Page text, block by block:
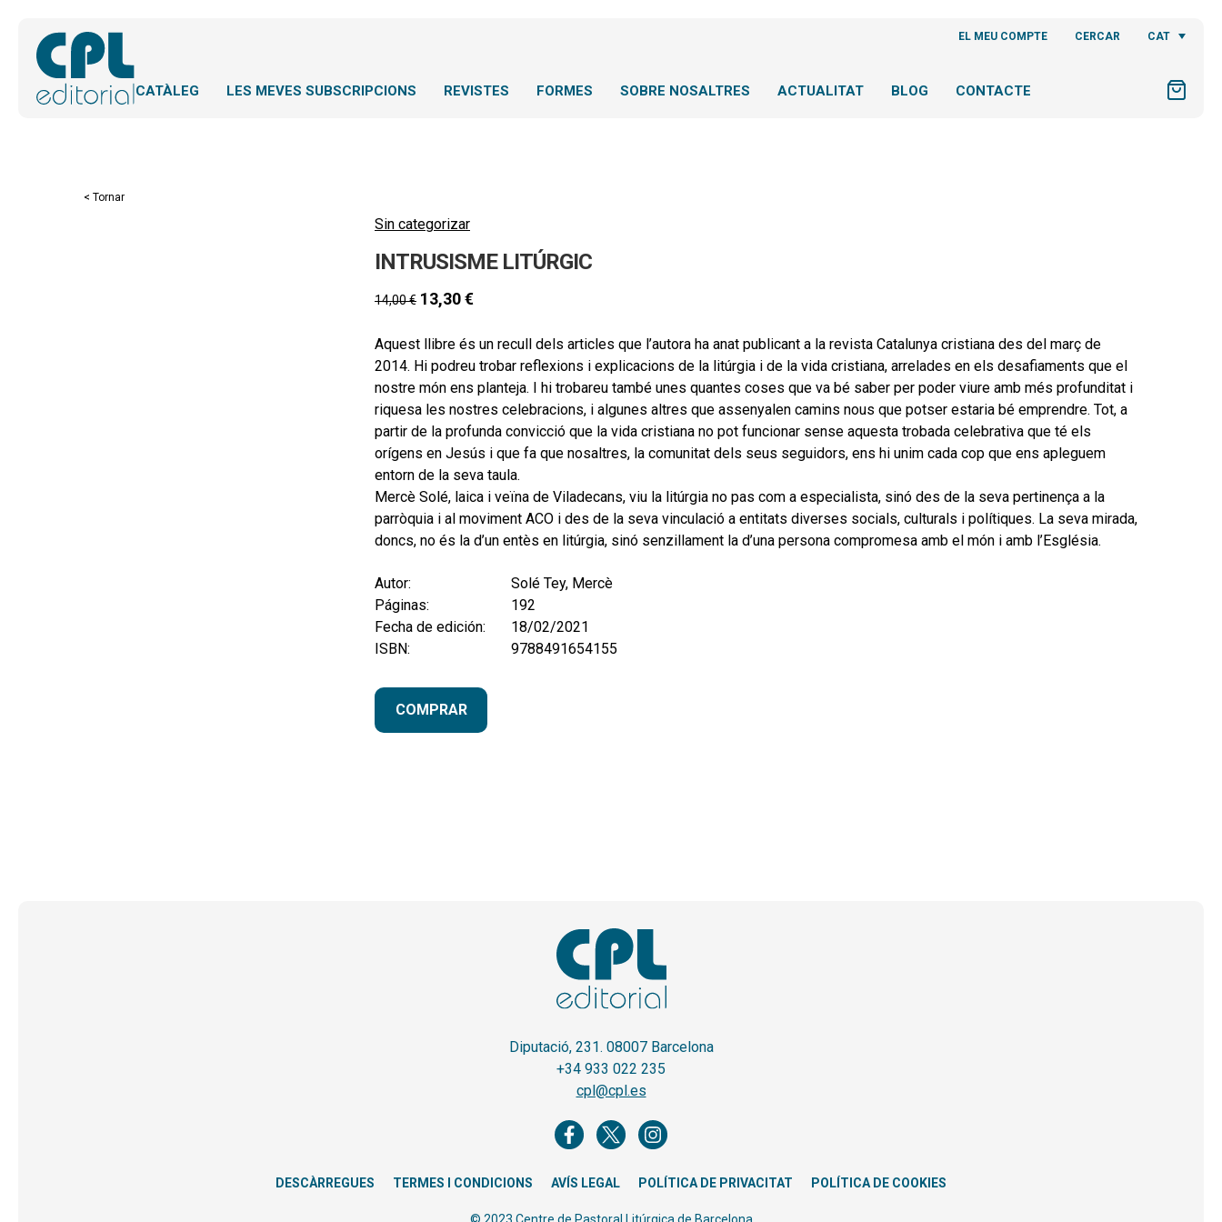
EL MEU COMPTE CERCAR CAT
CATÀLEG LES MEVES SUBSCRIPCIONS REVISTES FORMES SOBRE NOSALTRES ACTUALITAT BLOG CONTACTE
< Tornar
Sin categorizar
INTRUSISME LITÚRGIC
14,00€ 13,30€
Aquest llibre és un recull dels articles que l’autora ha anat publicant a la revista Catalunya cristiana des del març de
2014. Hi podreu trobar reflexions i explicacions de la litúrgia i de la vida cristiana, arrelades en els desafiaments que el
nostre món ens planteja. I hi trobareu també unes quantes coses que va bé saber per poder viure amb més profunditat i
riquesa les nostres celebracions, i algunes altres que assenyalen camins nous que potser estaria bé emprendre. Tot, a
partir de la profunda convicció que la vida cristiana no pot funcionar sense aquesta trobada celebrativa que té els
orígens en Jesús i que fa que nosaltres, la comunitat dels seus seguidors, ens hi unim cada cop que ens apleguem
entorn de la seva taula.
Mercè Solé, laica i veïna de Viladecans, viu la litúrgia no pas com a especialista, sinó des de la seva pertinença a la
parròquia i al moviment ACO i des de la seva vinculació a entitats diverses socials, culturals i polítiques. La seva mirada,
doncs, no és la d’un entès en litúrgia, sinó senzillament la d’una persona compromesa amb el món i amb l’Església.
Autor:
Solé Tey, Mercè
Páginas:
192
Fecha de edición:
18/02/2021
ISBN:
9788491654155
COMPRAR
Diputació, 231. 08007 Barcelona
+34 933 022 235
cpl@cpl.es
DESCÀRREGUES TERMES I CONDICIONS AVÍS LEGAL POLÍTICA DE PRIVACITAT POLÍTICA DE COOKIES